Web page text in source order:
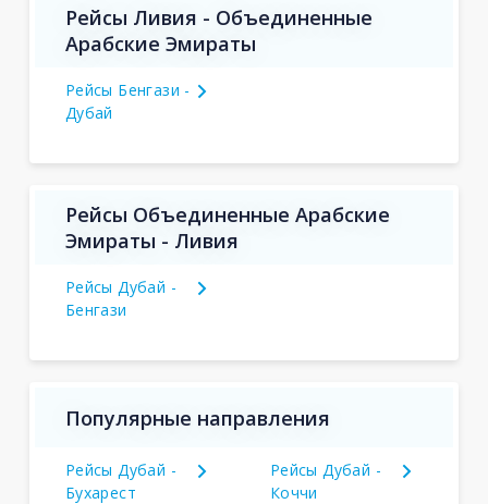
Рейсы Ливия - Объединенные
Арабские Эмираты
Рейсы Бенгази -
Дубай
Рейсы Объединенные Арабские
Эмираты - Ливия
Рейсы Дубай -
Бенгази
Популярные направления
Рейсы Дубай -
Бухарест
Рейсы Дубай -
Коччи